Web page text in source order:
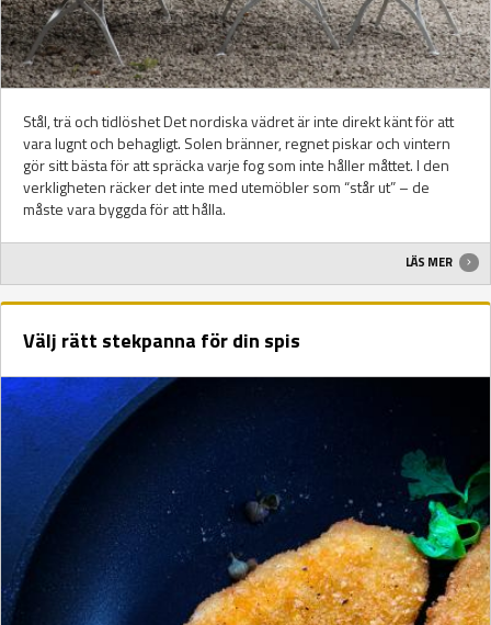
Stål, trä och tidlöshet Det nordiska vädret är inte direkt känt för att
vara lugnt och behagligt. Solen bränner, regnet piskar och vintern
gör sitt bästa för att spräcka varje fog som inte håller måttet. I den
verkligheten räcker det inte med utemöbler som “står ut” – de
måste vara byggda för att hålla.
LÄS MER
Välj rätt stekpanna för din spis